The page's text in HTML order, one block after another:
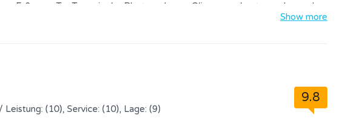
Fuße von Tar-Torre, in der Plantage Larun, Oliven angebaut, aus denen das
gewonnen wird. In den Sommermonaten ist der Ort mit Touristen gefüllt.Show more
9.8
(10), Service: (10), Lage: (9)